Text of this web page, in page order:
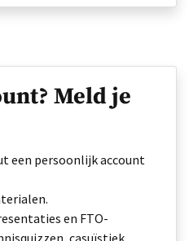
Meld je
een persoonlijk account
en FTO-